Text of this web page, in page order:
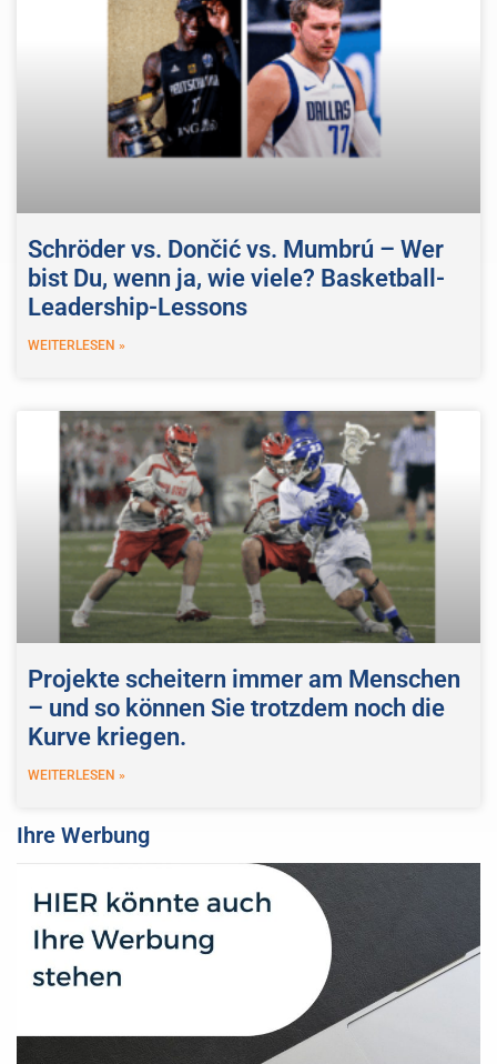
Schröder vs. Dončić vs. Mumbrú – Wer
bist Du, wenn ja, wie viele? Basketball-
Leadership-Lessons
WEITERLESEN »
Projekte scheitern immer am Menschen
– und so können Sie trotzdem noch die
Kurve kriegen.
WEITERLESEN »
Ihre Werbung